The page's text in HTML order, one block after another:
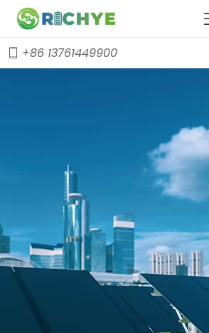
+86 13761449900